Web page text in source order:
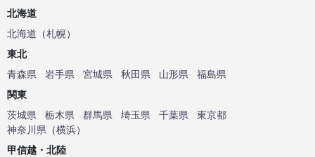
北海道
北海道 （札幌）
東北
青森県
岩手県 宮城県 秋田県 山形県
福島県
関東
茨城県
栃木県 群馬県 埼玉県 千葉県
東京都
神奈川県 （横浜）
甲信越・北陸